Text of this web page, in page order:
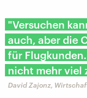
"Versuchen
auch, aber die
für
nicht mehr viel
David Zajonz,